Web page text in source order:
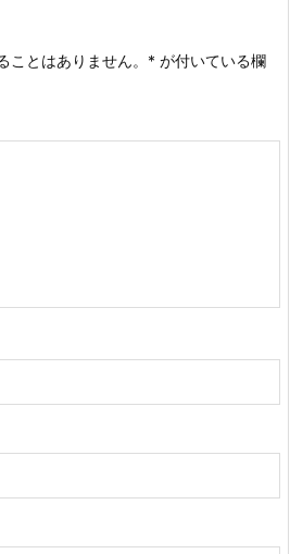
ことはありません。 * が付いている欄